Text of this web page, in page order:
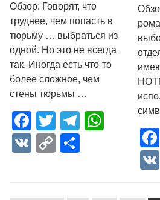
Обзор: Говорят, что
труднее, чем попасть в
тюрьму … выбраться из
одной. Но это не всегда
так. Иногда есть что-то
более сложное, чем
стены тюрьмы …
Facebook
TwitterTelegram
VK Copy